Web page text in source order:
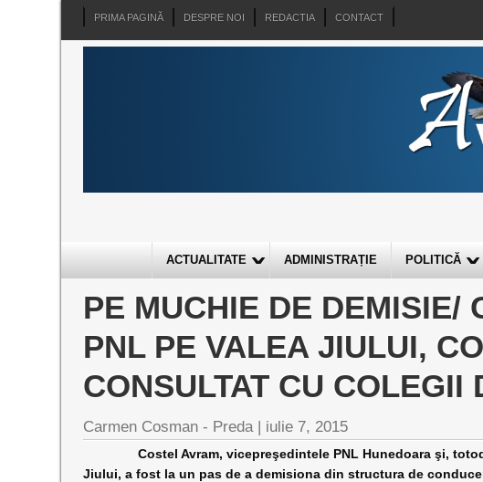
PRIMA PAGINĂ DESPRE NOI REDACTIA CONTACT
ACTUALITATE ADMINISTRAȚIE POLITICĂ
PE MUCHIE DE DEMISIE/
PNL PE VALEA JIULUI,
CONSULTAT CU COLEGII
Carmen Cosman - Preda | iulie 7, 2015
Costel Avram, vicepreşedintele PNL Hunedoara şi,
Jiului, a fost la un pas de a demisiona din structura de